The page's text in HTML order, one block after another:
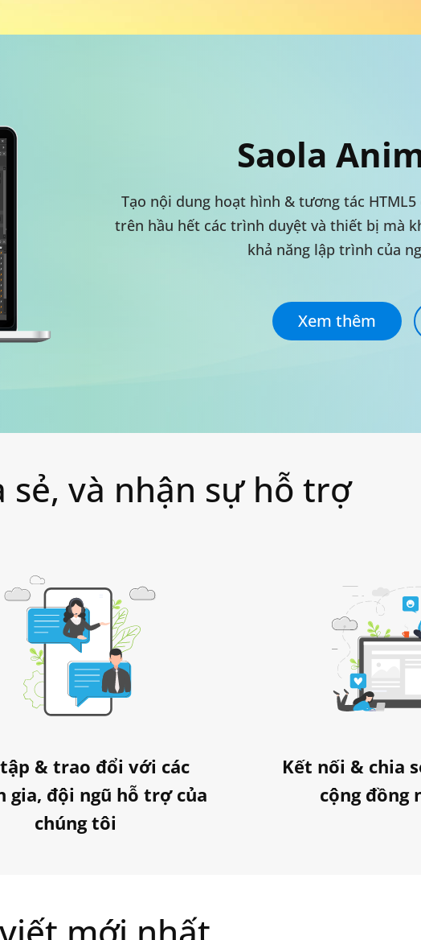
Saola
Tạo nội dung hoạt hình & tương tác HTML5
trên hầu hết các trình duyệt và thiết bị mà
khả năng lập trình của
Xem thêm
sẻ, và nhận sự hỗ trợ
& trao đổi với các
gia, đội ngũ hỗ trợ của
chúng tôi
Kết nối & chia
cộng đồng